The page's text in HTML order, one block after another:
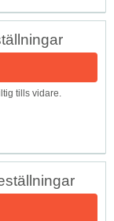
tills vidare.